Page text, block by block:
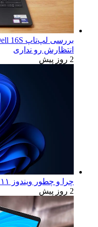
انتظارش رو نداری
2 روز پیش
چرا و چطور ویندوز ۱۱ هوم رو به پرو آپگرید کنیم؟
2 روز پیش